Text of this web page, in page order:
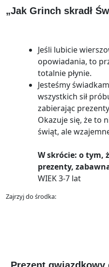
„Jak Grinch skradł
Jeśli lubicie
opowiadania, to
totalnie płynie.
Jesteśmy
wszystkich sił
zabierając
Okazuje się, że to
świąt, ale
W skrócie: o tym,
prezenty,
WIEK 3-7 lat
Zajrzyj do środka: